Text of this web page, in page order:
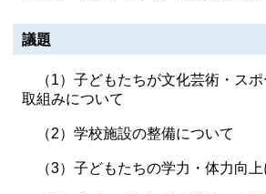
議題
（1）子どもたちが文化芸術・スポ
取組みについて
（2）学校施設の整備について
（3）子どもたちの学力・体力向上